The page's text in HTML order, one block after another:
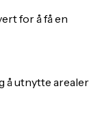
for å få en
å utnytte arealer